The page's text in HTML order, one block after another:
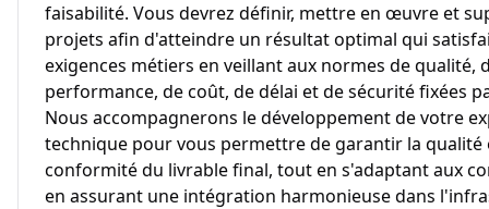
faisabilité. Vous devrez définir, mettre en œuvre et
projets afin d'atteindre un résultat optimal qui
exigences métiers en veillant aux normes de qualité,
performance, de coût, de délai et de sécurité fixées
Nous accompagnerons le développement de votre
technique pour vous permettre de garantir la qualité
conformité du livrable final, tout en s'adaptant aux
en assurant une intégration harmonieuse dans